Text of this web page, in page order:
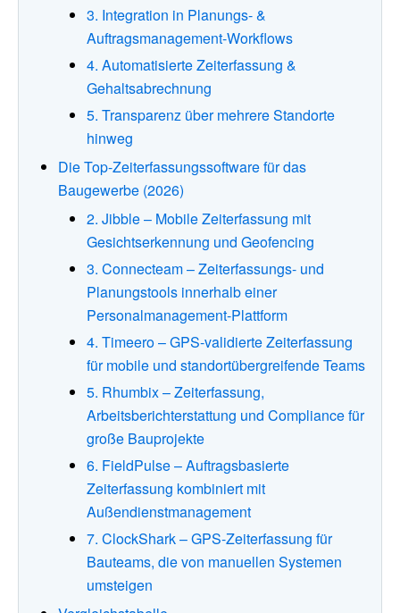
3. Integration in Planungs- &
Auftragsmanagement-Workflows
4. Automatisierte Zeiterfassung &
Gehaltsabrechnung
5. Transparenz über mehrere Standorte
hinweg
Die Top-Zeiterfassungssoftware für das
Baugewerbe (2026)
2. Jibble – Mobile Zeiterfassung mit
Gesichtserkennung und Geofencing
3. Connecteam – Zeiterfassungs- und
Planungstools innerhalb einer
Personalmanagement-Plattform
4. Timeero – GPS-validierte Zeiterfassung
für mobile und standortübergreifende Teams
5. Rhumbix – Zeiterfassung,
Arbeitsberichterstattung und Compliance für
große Bauprojekte
6. FieldPulse – Auftragsbasierte
Zeiterfassung kombiniert mit
Außendienstmanagement
7. ClockShark – GPS-Zeiterfassung für
Bauteams, die von manuellen Systemen
umsteigen